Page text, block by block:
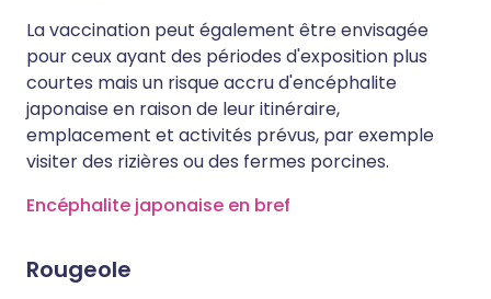
La vaccination peut également être envisagée
pour ceux ayant des périodes d'exposition plus
courtes mais un risque accru d'encéphalite
japonaise en raison de leur itinéraire,
emplacement et activités prévus, par exemple
visiter des rizières ou des fermes porcines.
Encéphalite japonaise en bref
Rougeole